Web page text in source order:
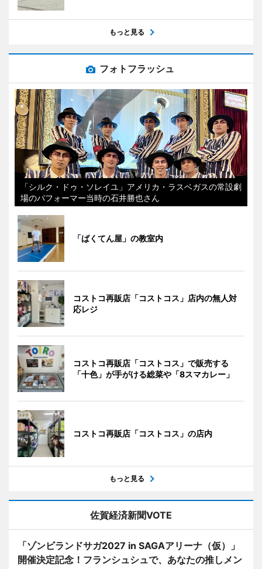
もっと見る
フォトフラッシュ
「シルク・ドゥ・ソレイユ」アメリカ・ラスベガスの常設劇
場のパフォーマー当時の石井勝也さん
「ばくてん屋」の教室内
コストコ再販店「コストコス」店内の無人対
応レジ
コストコ再販店「コストコス」で販売する
「十色」が手がける総菜や「8スマカレー」
コストコ再販店「コストコス」の店内
もっと見る
佐賀経済新聞VOTE
「ゾンビランドサガ2027 in SAGAアリーナ（仮）」
開催決定記念！フランシュシュで、あなたの推しメン